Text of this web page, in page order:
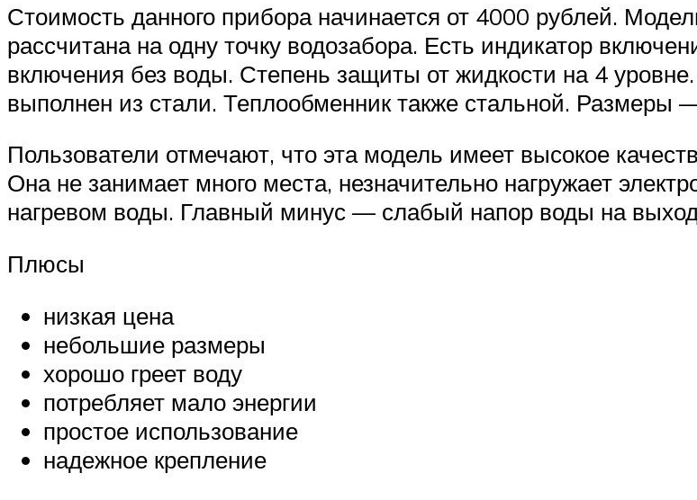
Стоимость данного прибора начинается от 4000 рублей.
рассчитана на одну точку водозабора. Есть индикатор
включения без воды. Степень защиты от жидкости на 4
выполнен из стали. Теплообменник также стальной.
Пользователи отмечают, что эта модель имеет высокое
Она не занимает много места, незначительно нагружает
нагревом воды. Главный минус — слабый напор воды на
Плюсы
низкая цена
небольшие размеры
хорошо греет воду
потребляет мало энергии
простое использование
надежное крепление